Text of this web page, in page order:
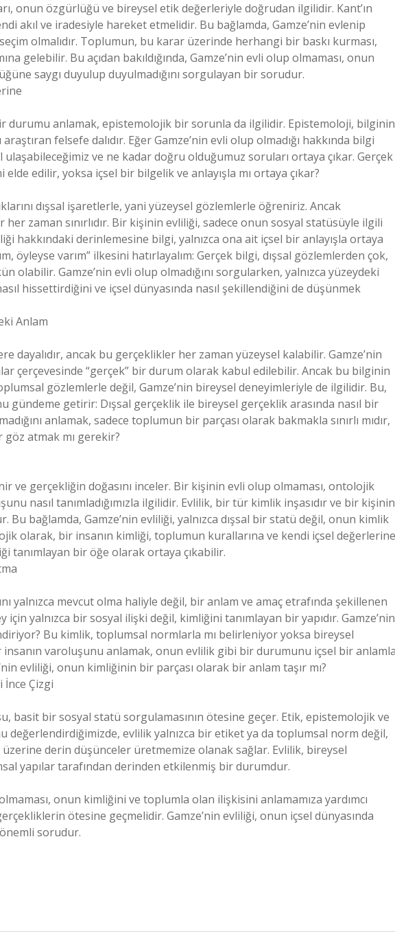
onun özgürlüğü ve bireysel etik değerleriyle doğrudan ilgilidir. Kant’ın
akıl ve iradesiyle hareket etmelidir. Bu bağlamda, Gamze’nin evlenip
olmalıdır. Toplumun, bu karar üzerinde herhangi bir baskı kurması,
gelebilir. Bu açıdan bakıldığında, Gamze’nin evli olup olmaması, onun
saygı duyulup duyulmadığını sorgulayan bir sorudur.
durumu anlamak, epistemolojik bir sorunla da ilgilidir. Epistemoloji, bilginin
araştıran felsefe dalıdır. Eğer Gamze’nin evli olup olmadığı hakkında bilgi
ve ne kadar doğru olduğumuz soruları ortaya çıkar. Gerçek
elde edilir, yoksa içsel bir bilgelik ve anlayışla mı ortaya çıkar?
dışsal işaretlerle, yani yüzeysel gözlemlerle öğreniriz. Ancak
zaman sınırlıdır. Bir kişinin evliliği, sadece onun sosyal statüsüyle ilgili
hakkındaki derinlemesine bilgi, yalnızca ona ait içsel bir anlayışla ortaya
öyleyse varım” ilkesini hatırlayalım: Gerçek bilgi, dışsal gözlemlerden çok,
olabilir. Gamze’nin evli olup olmadığını sorgularken, yalnızca yüzeydeki
hissettirdiğini ve içsel dünyasında nasıl şekillendiğini de düşünmek
Anlam
dayalıdır, ancak bu gerçeklikler her zaman yüzeysel kalabilir. Gamze’nin
çerçevesinde “gerçek” bir durum olarak kabul edilebilir. Ancak bu bilginin
gözlemlerle değil, Gamze’nin bireysel deneyimleriyle de ilgilidir. Bu,
gündeme getirir: Dışsal gerçeklik ile bireysel gerçeklik arasında nasıl bir
anlamak, sadece toplumun bir parçası olarak bakmakla sınırlı mıdır,
atmak mı gerekir?
ve gerçekliğin doğasını inceler. Bir kişinin evli olup olmaması, ontolojik
nasıl tanımladığımızla ilgilidir. Evlilik, bir tür kimlik inşasıdır ve bir kişinin
bağlamda, Gamze’nin evliliği, yalnızca dışsal bir statü değil, onun kimlik
olarak, bir insanın kimliği, toplumun kurallarına ve kendi içsel değerlerine
tanımlayan bir öğe olarak ortaya çıkabilir.
yalnızca mevcut olma haliyle değil, bir anlam ve amaç etrafında şekillenen
için yalnızca bir sosyal ilişki değil, kimliğini tanımlayan bir yapıdır. Gamze’nin
Bu kimlik, toplumsal normlarla mı belirleniyor yoksa bireysel
insanın varoluşunu anlamak, onun evlilik gibi bir durumunu içsel bir
evliliği, onun kimliğinin bir parçası olarak bir anlam taşır mı?
İnce Çizgi
basit bir sosyal statü sorgulamasının ötesine geçer. Etik, epistemolojik ve
değerlendirdiğimizde, evlilik yalnızca bir etiket ya da toplumsal norm değil,
üzerine derin düşünceler üretmemize olanak sağlar. Evlilik, bireysel
yapılar tarafından derinden etkilenmiş bir durumdur.
onun kimliğini ve toplumla olan ilişkisini anlamamıza yardımcı
ötesine geçmelidir. Gamze’nin evliliği, onun içsel dünyasında
sorudur.